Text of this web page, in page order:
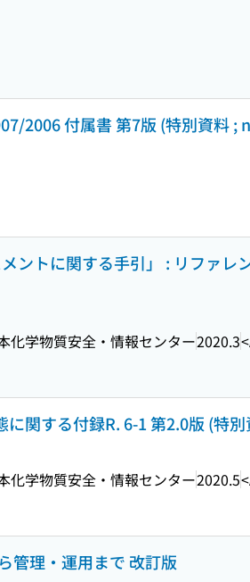
2006 付属書 第7版 (特別資料 ;
ントに関する手引」 : リファレ
化学物質安全・情報センター2020.3
関する付録R. 6-1 第2.0版 (特
化学物質安全・情報センター2020.5
管理・運用まで 改訂版